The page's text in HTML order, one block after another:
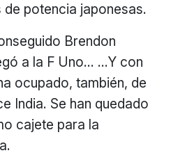
de potencia japonesas.
Brendon
a la F Uno… …Y con
ocupado, también, de
India. Se han quedado
cajete para la